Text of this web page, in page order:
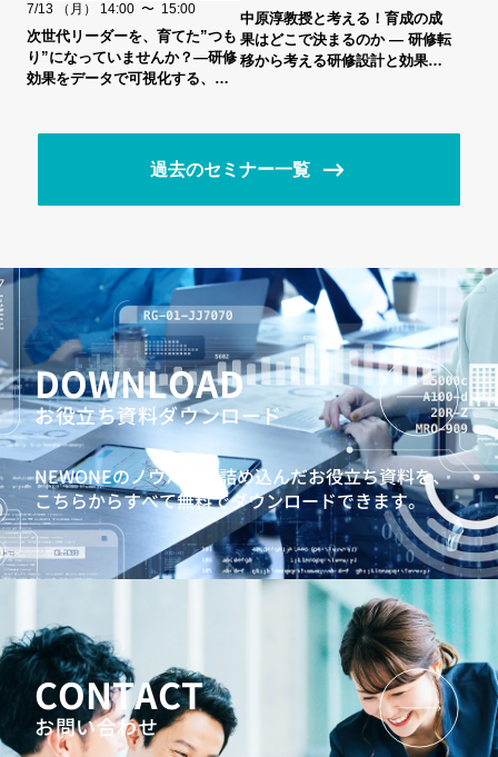
7/13 （月） 14:00 〜 15:00
次世代リーダーを、育てた”つも
り”になっていませんか？―研修
効果をデータで可視化する、新
中原淳教授と考える！育成の成
果はどこで決まるのか ― 研修転
移から考える研修設計と効果検
過去のセミナー一覧
DOWNLOAD
お役立ち資料ダウンロード
NEWONEのノウハウを詰め込んだお役立ち資料を、
こちらからすべて無料でダウンロードできます。
CONTACT
お問い合わせ